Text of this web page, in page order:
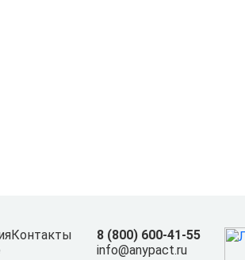
Контакты
8 (800) 600-41-55
info@anypact.ru